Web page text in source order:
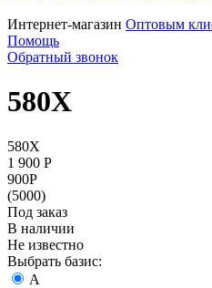
Интернет-магазин Оптовым
Помощь
Обратный звонок
580X
580X
1 900 P
900P
(5000)
Под заказ
В наличии
Не известно
Выбрать базис:
A